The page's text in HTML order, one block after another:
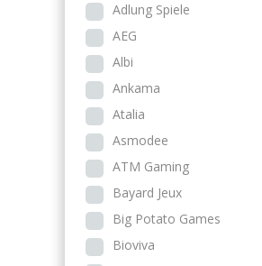
Adlung Spiele
AEG
Albi
Ankama
Atalia
Asmodee
ATM Gaming
Bayard Jeux
Big Potato Games
Bioviva